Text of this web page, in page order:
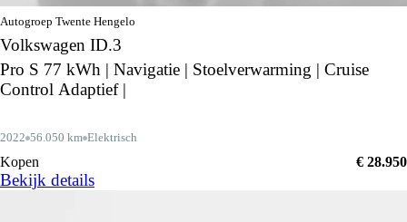
Autogroep Twente Hengelo
Volkswagen ID.3
Pro S 77 kWh | Navigatie | Stoelverwarming | Cruise
Control Adaptief |
2022 56.050 km Elektrisch
Kopen € 28.950
Bekijk details